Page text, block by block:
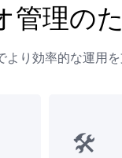
管理の
り効率的な運用を
🛠️